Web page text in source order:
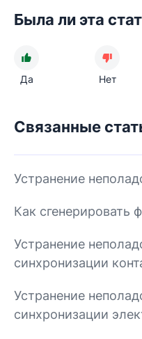
Была ли эта
Да Нет
Связанные
Устранение
Как сгенерировать
Устранение
синхронизации
Устранение
синхронизации